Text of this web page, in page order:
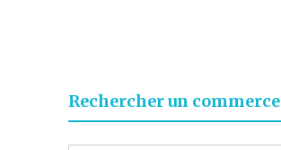
Rechercher un commerce